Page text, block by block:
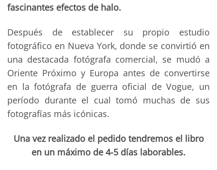
fascinantes efectos de halo.
Después de establecer su propio estudio
fotográfico en Nueva York, donde se convirtió en
una destacada fotógrafa comercial, se mudó a
Oriente Próximo y Europa antes de convertirse
en la fotógrafa de guerra oficial de Vogue, un
período durante el cual tomó muchas de sus
fotografías más icónicas.
Una vez realizado el pedido tendremos el libro
en un máximo de 4-5 días laborables.